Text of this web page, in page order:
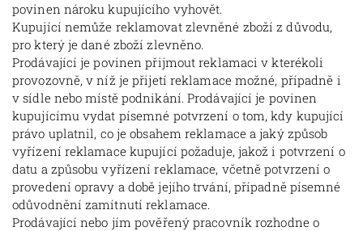
povinen nároku kupujícího vyhovět.
Kupující nemůže reklamovat zlevněné zboží z důvodu,
pro který je dané zboží zlevněno.
Prodávající je povinen přijmout reklamaci v kterékoli
provozovně, v níž je přijetí reklamace možné, případně i
v sídle nebo místě podnikání. Prodávající je povinen
kupujícímu vydat písemné potvrzení o tom, kdy kupující
právo uplatnil, co je obsahem reklamace a jaký způsob
vyřízení reklamace kupující požaduje, jakož i potvrzení o
datu a způsobu vyřízení reklamace, včetně potvrzení o
provedení opravy a době jejího trvání, případně písemné
odůvodnění zamítnutí reklamace.
Prodávající nebo jím pověřený pracovník rozhodne o